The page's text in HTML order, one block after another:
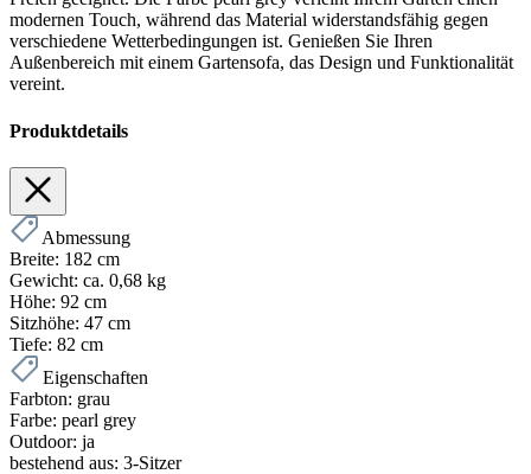
modernen Touch, während das Material widerstandsfähig gegen
verschiedene Wetterbedingungen ist. Genießen Sie Ihren
Außenbereich mit einem Gartensofa, das Design und Funktionalität
vereint.
Produktdetails
Abmessung
Breite: 182 cm
Gewicht: ca. 0,68 kg
Höhe: 92 cm
Sitzhöhe: 47 cm
Tiefe: 82 cm
Eigenschaften
Farbton: grau
Farbe: pearl grey
Outdoor: ja
bestehend aus: 3-Sitzer